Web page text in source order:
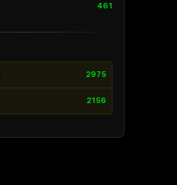
461
2975
2156